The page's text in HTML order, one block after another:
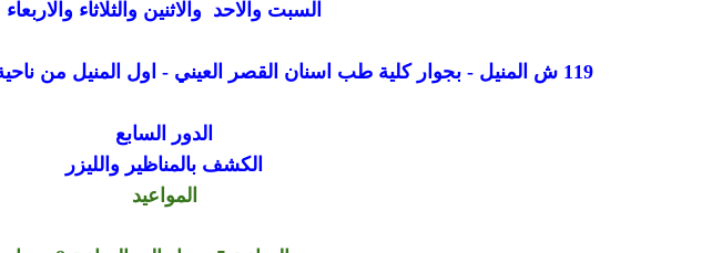
السبت والاحد والاثنين والثلاثاء والاربعاء
119 ش المنيل - بجوار كلية طب اسنان القصر العيني - اول المنيل من ناحية كوبري الجامعة - القاهرة - مصر
الدور السابع
الكشف بالمناظير والليزر
المواعيد